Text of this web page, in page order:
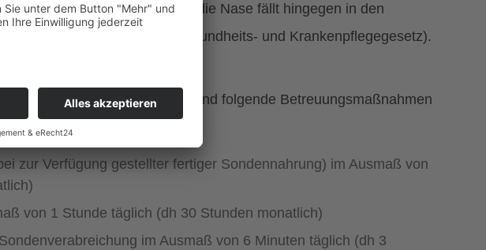
einer Magensonde über die Nase fällt hingegen in den
§ 15 Abs 5 Z 7 GuKG (Gesundheits- und Krankenpflegegesetz).
Hilfe durch eine dritte Person sind folgende Betreuungsmaßnahmen
zur Verfügung gestellter fertiger Sondennahrung) im Ausmaß von
von 1 Stunde täglich (dh 30 Stunden monatlich)
im Ausmaß von 6 Minuten täglich (dh 3